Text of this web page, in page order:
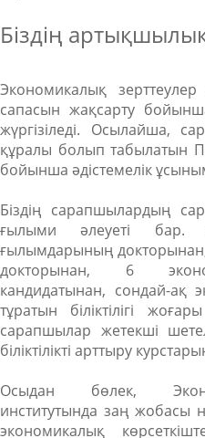
Біздің
Экономикалық
сапасын жақсарту
жүргізіледі. Осылайша,
құралы болып табылатын
бойынша әдістемелік
Біздің сарапшылардың
ғылыми әлеуеті бар.
ғылымдарының
докторынан, 6
кандидатынан, сондай-ақ
тұратын біліктілігі
сарапшылар жетекші
біліктілікті арттыру
Осыдан бөлек,
институтында заң жобасы
экономикалық